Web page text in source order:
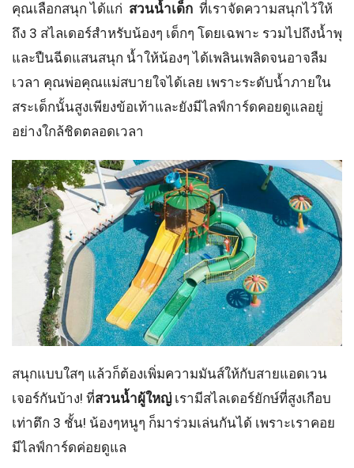
คุณเลือกสนุก ได้แก่ สวนน้ำเด็ก ที่เราจัดความสนุกไว้ให้
ถึง 3 สไลเดอร์สำหรับน้องๆ เด็กๆ โดยเฉพาะ รวมไปถึงน้ำพุ
และปืนฉีดแสนสนุก น้ำให้น้องๆ ได้เพลินเพลิดจนอาจลืม
เวลา คุณพ่อคุณแม่สบายใจได้เลย เพราะระดับน้ำภายใน
สระเด็กนั้นสูงเพียงข้อเท้าและยังมีไลฟ์การ์ดคอยดูแลอยู่
อย่างใกล้ชิดตลอดเวลา
สนุกแบบใสๆ แล้วก็ต้องเพิ่มความมันส์ให้กับสายแอดเวน
เจอร์กันบ้าง! ที่สวนน้ำผู้ใหญ่เรามีสไลเดอร์ยักษ์ที่สูงเกือบ
เท่าตึก 3 ชั้น! น้องๆหนูๆ ก็มาร่วมเล่นกันได้ เพราะเราคอย
มีไลฟ์การ์ดค่อยดูแล